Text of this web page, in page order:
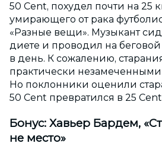
50 Cent, похудел почти на 25
умирающего от рака
«Разные вещи». Музыкант
диете и проводил на
в день. К сожалению,
практически
Но поклонники оценили
50 Cent превратился в 25
Бонус: Хавьер Бардем,
не место»